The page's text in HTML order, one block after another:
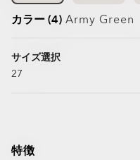
カラー (4) Army Green
サイズ選択
27
特徴